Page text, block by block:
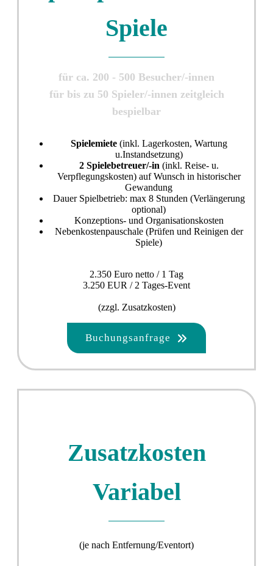
Spiele
für ca. 200 - 500 Besucher/-innen
für bis zu 50 Spieler/-innen zeitgleich
bespielbar
Spielemiete(inkl. Lagerkosten, Wartung
u.Instandsetzung)
2 Spielebetreuer/-in (inkl. Reise- u.
Verpflegungskosten) auf Wunsch in historischer
Gewandung
Dauer Spielbetrieb: max 8 Stunden (Verlängerung
optional)
Konzeptions- und Organisationskosten
Nebenkostenpauschale (Prüfen und Reinigen der
Spiele)
2.350 Euro netto / 1 Tag
3.250 EUR / 2 Tages-Event
(zzgl. Zusatzkosten)
Buchungsanfrage
Zusatzkosten
Variabel
(je nach Entfernung/Eventort)